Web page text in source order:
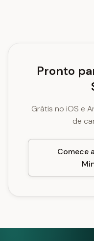
Pronto
Grátis no iOS e
de
Comece